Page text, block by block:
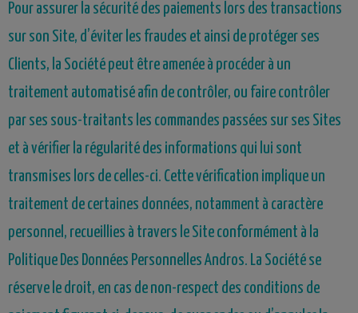
Pour assurer la sécurité des paiements lors des transactions
sur son Site, d’éviter les fraudes et ainsi de protéger ses
Clients, la Société peut être amenée à procéder à un
traitement automatisé afin de contrôler, ou faire contrôler
par ses sous-traitants les commandes passées sur ses Sites
et à vérifier la régularité des informations qui lui sont
transmises lors de celles-ci. Cette vérification implique un
traitement de certaines données, notamment à caractère
personnel, recueillies à travers le Site conformément à la
Politique Des Données Personnelles Andros. La Société se
réserve le droit, en cas de non-respect des conditions de